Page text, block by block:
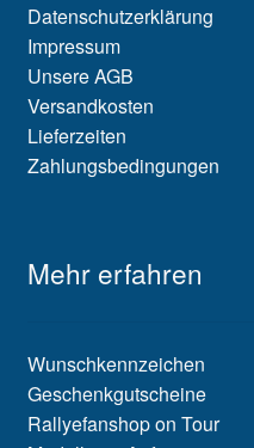
Datenschutzerklärung
Impressum
Unsere AGB
Versandkosten
Lieferzeiten
Zahlungsbedingungen
Mehr erfahren
Wunschkennzeichen
Geschenkgutscheine
Rallyefanshop on Tour